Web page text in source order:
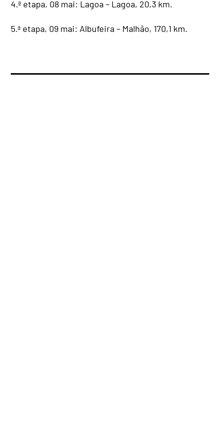
4.ª etapa, 08 mai: Lagoa – Lagoa, 20,3 km.
5.ª etapa, 09 mai: Albufeira – Malhão, 170,1 km.